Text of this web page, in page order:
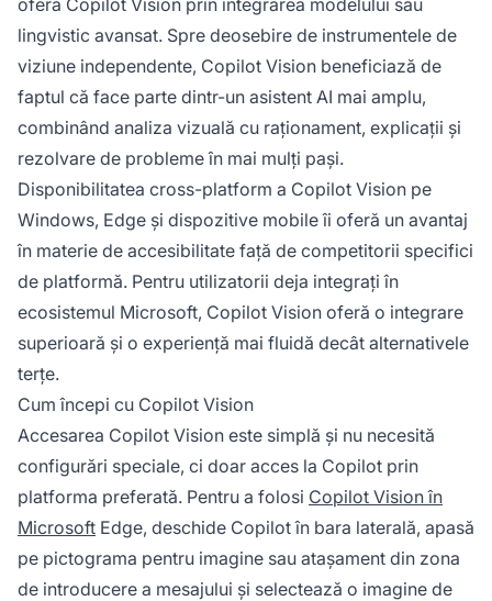
lingvistic avansat. Spre deosebire de instrumentele de
viziune independente, Copilot Vision beneficiază de
faptul că face parte dintr-un asistent AI mai amplu,
combinând analiza vizuală cu raționament, explicații și
rezolvare de probleme în mai mulți pași.
Disponibilitatea cross-platform a Copilot Vision pe
Windows, Edge și dispozitive mobile îi oferă un avantaj
în materie de accesibilitate față de competitorii specifici
de platformă. Pentru utilizatorii deja integrați în
ecosistemul Microsoft, Copilot Vision oferă o integrare
superioară și o experiență mai fluidă decât alternativele
terțe.
Cum începi cu Copilot Vision
Accesarea Copilot Vision este simplă și nu necesită
configurări speciale, ci doar acces la Copilot prin
platforma preferată. Pentru a folosi Copilot Vision în
Microsoft Edge, deschide Copilot în bara laterală, apasă
pe pictograma pentru imagine sau atașament din zona
de introducere a mesajului și selectează o imagine de